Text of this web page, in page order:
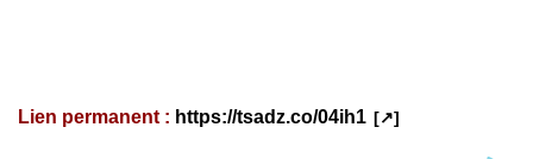
Lien permanent : https://tsadz.co/04ih1